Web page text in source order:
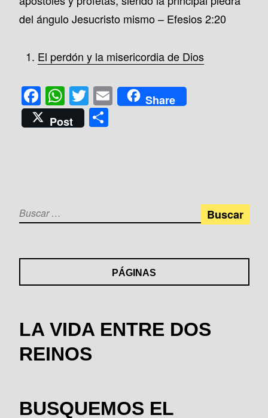
del ángulo Jesucristo mismo – Efesios 2:20
El perdón y la misericordia de Dios
F
a
c
o
k
W
h
at
T
wi
tt
E
m
Share
Post
C
Buscar:
PÁGINAS
LA VIDA ENTRE DOS
REINOS
BUSQUEMOS EL